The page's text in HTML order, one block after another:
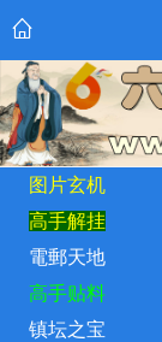
图片玄机
高手解挂
電郵天地
高手贴料
镇坛之宝